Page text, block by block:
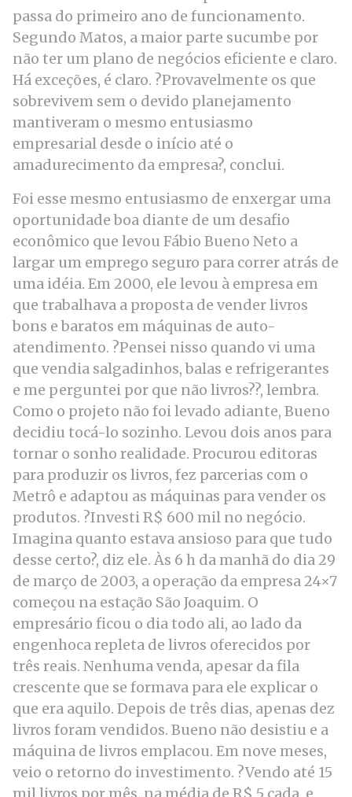
passa do primeiro ano de funcionamento.
Segundo Matos, a maior parte sucumbe por
não ter um plano de negócios eficiente e claro.
Há exceções, é claro. ?Provavelmente os que
sobrevivem sem o devido planejamento
mantiveram o mesmo entusiasmo
empresarial desde o início até o
amadurecimento da empresa?, conclui.
Foi esse mesmo entusiasmo de enxergar uma
oportunidade boa diante de um desafio
econômico que levou Fábio Bueno Neto a
largar um emprego seguro para correr atrás de
uma idéia. Em 2000, ele levou à empresa em
que trabalhava a proposta de vender livros
bons e baratos em máquinas de auto-
atendimento. ?Pensei nisso quando vi uma
que vendia salgadinhos, balas e refrigerantes
e me perguntei por que não livros??, lembra.
Como o projeto não foi levado adiante, Bueno
decidiu tocá-lo sozinho. Levou dois anos para
tornar o sonho realidade. Procurou editoras
para produzir os livros, fez parcerias com o
Metrô e adaptou as máquinas para vender os
produtos. ?Investi R$ 600 mil no negócio.
Imagina quanto estava ansioso para que tudo
desse certo?, diz ele. Às 6 h da manhã do dia 29
de março de 2003, a operação da empresa 24×7
começou na estação São Joaquim. O
empresário ficou o dia todo ali, ao lado da
engenhoca repleta de livros oferecidos por
três reais. Nenhuma venda, apesar da fila
crescente que se formava para ele explicar o
que era aquilo. Depois de três dias, apenas dez
livros foram vendidos. Bueno não desistiu e a
máquina de livros emplacou. Em nove meses,
veio o retorno do investimento. ?Vendo até 15